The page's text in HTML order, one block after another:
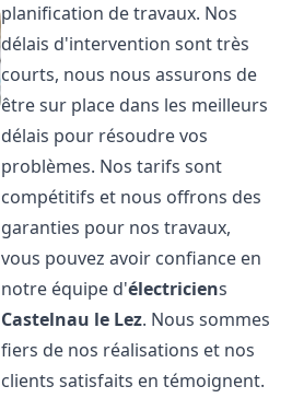
planification de travaux. Nos
délais d'intervention sont très
courts, nous nous assurons de
être sur place dans les meilleurs
délais pour résoudre vos
problèmes. Nos tarifs sont
compétitifs et nous offrons des
garanties pour nos travaux,
vous pouvez avoir confiance en
notre équipe d'électriciens
Castelnau le Lez. Nous sommes
fiers de nos réalisations et nos
clients satisfaits en témoignent.